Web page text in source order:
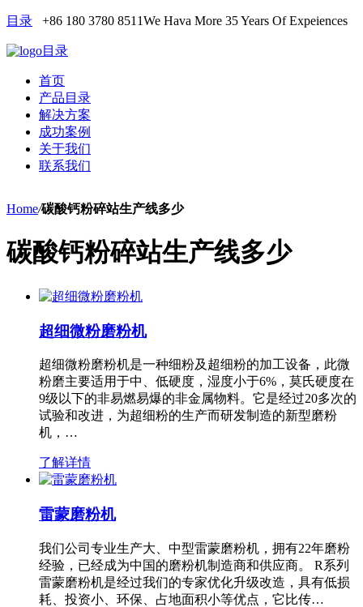
目录 +86 180 3780 8511We Hava More 35 Years Of Expeiences
目录
首页
产品目录
解决方案
成功案例
关于我们
联系我们
Home/碳酸钙粉碎站生产线多少
碳酸钙粉碎站生产线多少
超细微粉磨粉机
超细微粉磨粉机是一种细粉及超细粉的加工设备，此微
粉磨主要适用于中、低硬度，湿度小于6%，莫氏硬度在
9级以下的非易燃易爆的非金属物料。它是经过20多次的
试验和改进，为超细粉的生产而研发制造的新型磨粉
机，…
了解详情
雷蒙磨粉机
我们公司专业生产大、中型雷蒙磨粉机，拥有22年磨粉
经验，已经成为中国的磨粉机制造商和供应商。 R系列
雷蒙磨粉机是经过我们的专家优化升级改造，具有低损
耗、投资小、环保、占地面积小等优点，它比传…